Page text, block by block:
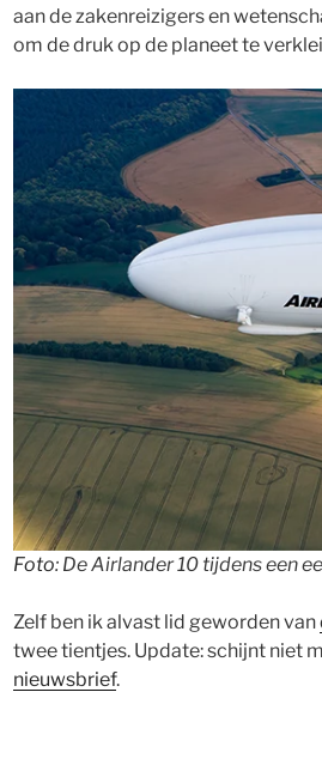
aan de zakenreizigers en
om de druk op de planeet te
Foto: De Airlander 10 tijdens een
Zelf ben ik alvast lid geworden van
twee tientjes. Update: schijnt niet
nieuwsbrief.